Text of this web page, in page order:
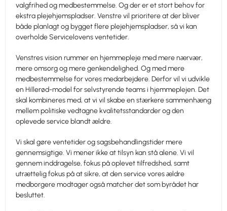
valgfrihed og medbestemmelse. Og der er et stort behov for
ekstra plejehjemspladser. Venstre vil prioritere at der bliver
både planlagt og bygget flere plejehjemspladser, så vi kan
overholde Servicelovens ventetider.
Venstres vision rummer en hjemmepleje med mere nærvær,
mere omsorg og mere genkendelighed. Og med mere
medbestemmelse for vores medarbejdere. Derfor vil vi udvikle
en Hillerød-model for selvstyrende teams i hjemmeplejen. Det
skal kombineres med, at vi vil skabe en stærkere sammenhæng
mellem politiske vedtagne kvalitetsstandarder og den
oplevede service blandt ældre.
Vi skal gøre ventetider og sagsbehandlingstider mere
gennemsigtige. Vi mener ikke at tilsyn kan stå alene. Vi vil
gennem inddragelse, fokus på oplevet tilfredshed, samt
utrættelig fokus på at sikre, at den service vores ældre
medborgere modtager også matcher det som byrådet har
besluttet.